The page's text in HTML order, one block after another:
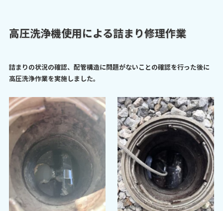
高圧洗浄機使用による詰まり修理作業
詰まりの状況の確認、配管構造に問題がないことの確認を行った後に
高圧洗浄作業を実施しました。